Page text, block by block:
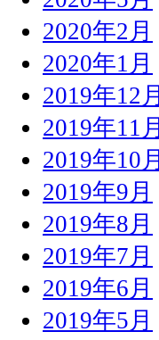
2020年2月
2020年1月
2019年12月
2019年11月
2019年10月
2019年9月
2019年8月
2019年7月
2019年6月
2019年5月